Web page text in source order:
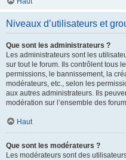
Niveaux d’utilisateurs et
Que sont les administrateurs ?
Les administrateurs sont les
sur tout le forum. Ils contrôlent tous
permissions, le bannissement, la
modérateurs, etc., selon les
aux autres administrateurs. Ils
modération sur l’ensemble des
Haut
Que sont les modérateurs ?
Les modérateurs sont des